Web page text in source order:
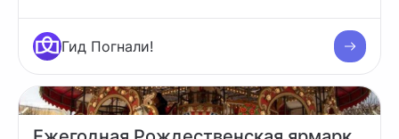
Гид Погнали!